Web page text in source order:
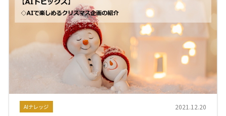
AIナレッジ 2021.12.20